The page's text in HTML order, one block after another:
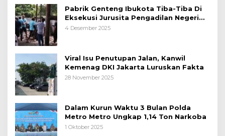
Pabrik Genteng Ibukota Tiba-Tiba Di
Eksekusi Jurusita Pengadilan Negeri
Tangerang, Diduga Cacat Hukum Sejak
4 Desember 2025
Viral Isu Penutupan Jalan, Kanwil
Kemenag DKI Jakarta Luruskan Fakta
28 November 2025
Dalam Kurun Waktu 3 Bulan Polda
Metro Metro Ungkap 1,14 Ton Narkoba
1 Oktober 2025